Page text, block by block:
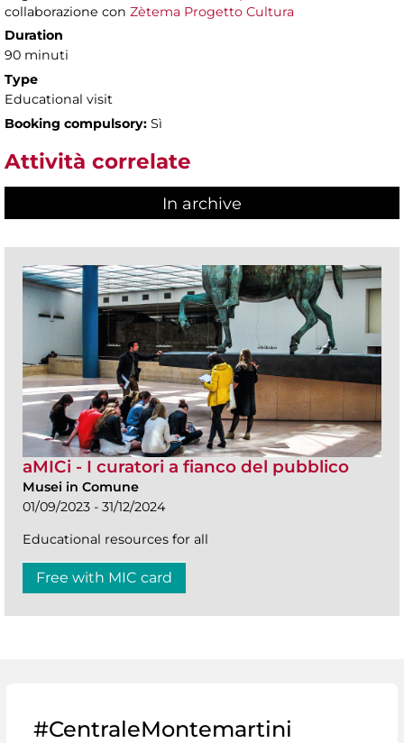
collaborazione con Zètema Progetto Cultura
Duration
90 minuti
Type
Educational visit
Booking compulsory: Sì
Attività correlate
In archive
aMICi - I curatori a fianco del pubblico
Musei in Comune
01/09/2023 - 31/12/2024
Educational resources for all
Free with MIC card
#CentraleMontemartini